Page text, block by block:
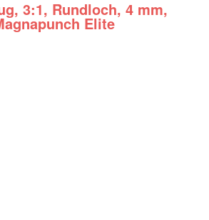
3:1, Rundloch, 4 mm,
Elite